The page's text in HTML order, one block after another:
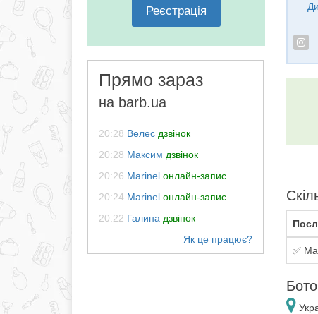
Реєстрація
Прямо зараз
на barb.ua
20:28 Велес дзвінок
20:28 Максим дзвінок
20:26 Marinel онлайн-запис
20:24 Marinel онлайн-запис
20:22 Галина дзвінок
✅